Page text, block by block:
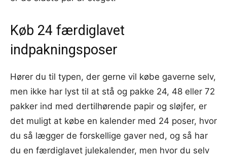
Køb 24 færdiglavet
indpakningsposer
Hører du til typen, der gerne vil købe gaverne selv,
men ikke har lyst til at stå og pakke 24, 48 eller 72
pakker ind med dertilhørende papir og sløjfer, er
det muligt at købe en kalender med 24 poser, hvor
du så lægger de forskellige gaver ned, og så har
du en færdiglavet julekalender, men hvor du selv